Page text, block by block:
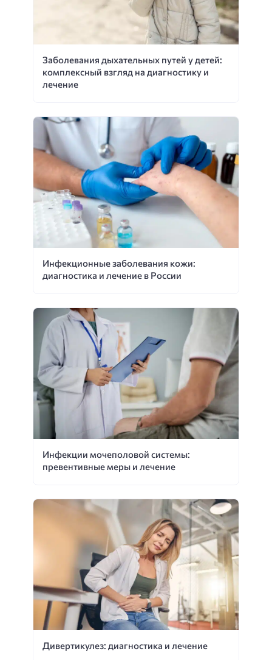
Заболевания дыхательных путей у детей:
комплексный взгляд на диагностику и
лечение
Инфекционные заболевания кожи:
диагностика и лечение в России
Инфекции мочеполовой системы:
превентивные меры и лечение
Дивертикулез: диагностика и лечение